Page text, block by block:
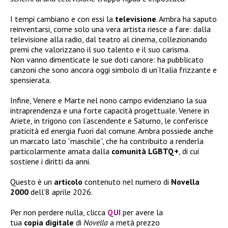
I tempi cambiano e con essi la televisione. Ambra ha saputo
reinventarsi, come solo una vera artista riesce a fare: dalla
televisione alla radio, dal teatro al cinema, collezionando
premi che valorizzano il suo talento e il suo carisma.
Non vanno dimenticate le sue doti canore: ha pubblicato
canzoni che sono ancora oggi simbolo di un’Italia frizzante e
spensierata.
Infine, Venere e Marte nel nono campo evidenziano la sua
intraprendenza e una forte capacità progettuale. Venere in
Ariete, in trigono con l’ascendente e Saturno, le conferisce
praticità ed energia fuori dal comune. Ambra possiede anche
un marcato lato “maschile”, che ha contribuito a renderla
particolarmente amata dalla comunità LGBTQ+ , di cui
sostiene i diritti da anni.
Questo è un articolo contenuto nel numero di Novella
2000 dell’8 aprile 2026.
Per non perdere nulla, clicca QUI per avere la
tua copia digitale di Novella a metà prezzo